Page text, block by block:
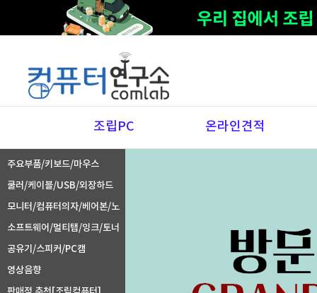
조립PC 온라인견적
주요부품/키보드/마우스
쿨러/케이블/USB/외장하드
모니터/컴퓨터의자/베어본/노
트북주변기기
소프트웨어/멀티탭/잉크/토너
공유기/스피커/PC캠
영상음향